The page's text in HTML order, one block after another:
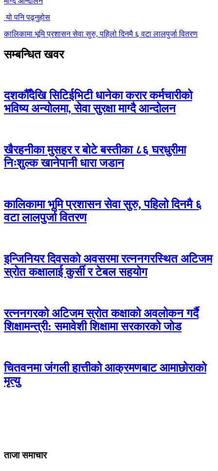
यो पनि पढ्नुहोस
कालिकामा भूमि प्रशासन सेवा सुरु, पहिलो दिनमै ६ वटा लालपुर्जा वितरण
सम्बन्धित खवर
दशकौँदेखि सिटिईभिटी धानेका करार कर्मचारीको
भविष्य अन्योलमा, सेवा सुरक्षा माग्दै आन्दोलन
खैरहनीका मुसहर र बोटे बस्तीका ८६ घरधुरीमा
निःशुल्क खानेपानी धारा जडान
कालिकामा भूमि प्रशासन सेवा सुरु, पहिलो दिनमै ६
वटा लालपुर्जा वितरण
इन्जिनियर दिवसको अवसरमा रत्ननगरस्थित अटिजम
स्रोत कक्षालाई कुर्सी र टेबल सहयोग
रत्ननगरको अटिजम स्रोत कक्षाको अवलोकन गर्दै
शिक्षामन्त्री: समावेशी शिक्षामा सरकारको जोड
चितवनमा जंगली हात्तीको आक्रमणबाट आमाछोराको
मृत्यु
ताजा समाचार